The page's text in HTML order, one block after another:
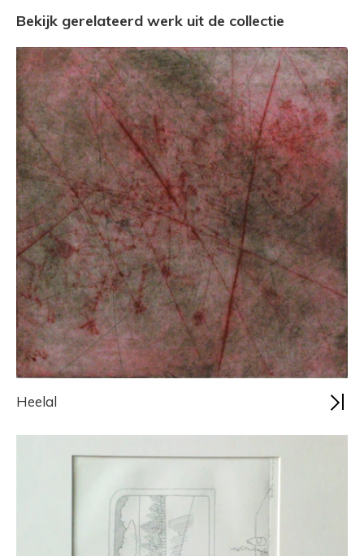
Bekijk gerelateerd werk uit de collectie
Heelal